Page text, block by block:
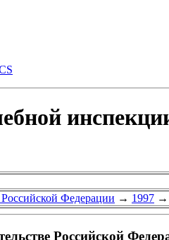
Федерации → 1997 →
Российской